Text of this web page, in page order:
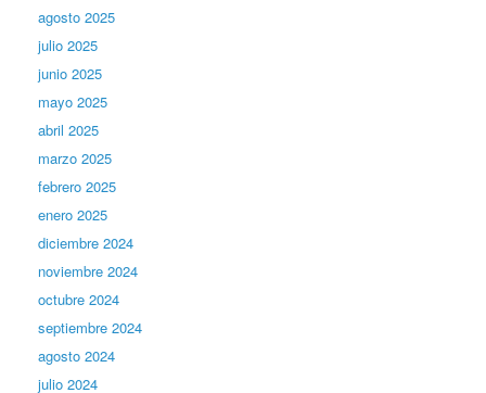
agosto 2025
julio 2025
junio 2025
mayo 2025
abril 2025
marzo 2025
febrero 2025
enero 2025
diciembre 2024
noviembre 2024
octubre 2024
septiembre 2024
agosto 2024
julio 2024